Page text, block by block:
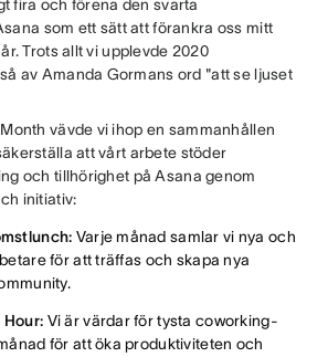
fira och förena den svarta
som ett sätt att förankra oss mitt
Trots allt vi upplevde 2020
av Amanda Gormans ord "att se ljuset
vävde vi ihop en sammanhållen
att vårt arbete stöder
och tillhörighet på Asana genom
initiativ:
Varje månad samlar vi nya och
för att träffas och skapa nya
Hour: Vi är värdar för tysta coworking-
för att öka produktiviteten och